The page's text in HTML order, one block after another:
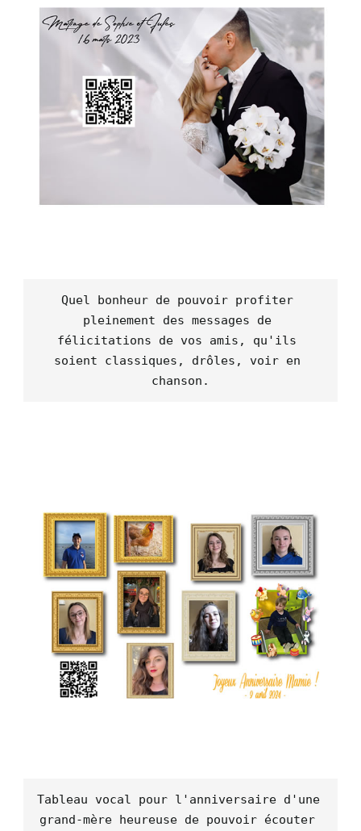
Quel bonheur de pouvoir profiter
pleinement des messages de
félicitations de vos amis, qu'ils
soient classiques, drôles, voir en
chanson.
Tableau vocal pour l'anniversaire d'une
grand-mère heureuse de pouvoir écouter